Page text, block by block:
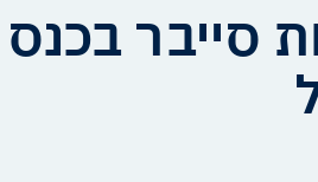
סייבר